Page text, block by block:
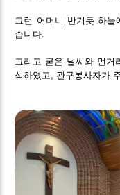
그런 어머니 반기듯 하늘
습니다.
그리고 굳은 날씨와 먼거
석하였고, 관구봉사자가